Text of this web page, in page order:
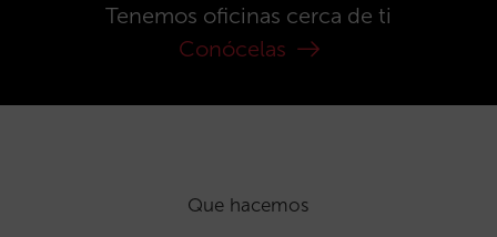
Tenemos oficinas cerca de ti
Conócelas
Que hacemos